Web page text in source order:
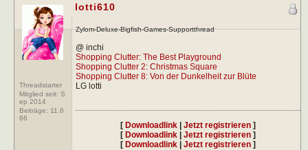
Threadstarter
Mitglied seit: S
ep 2014
Beiträge: 11.6
66
lotti610
Zylom-Deluxe-Bigfish-Games-Supportthread
@ inchi
Shopping Clutter: The Best Playground
Shopping Clutter 2: Christmas Square
Shopping Clutter 8: Von der Dunkelheit zur Blüte
LG lotti
[ Downloadlink| Jetzt registrieren]
[ Downloadlink| Jetzt registrieren]
[ Downloadlink| Jetzt registrieren]